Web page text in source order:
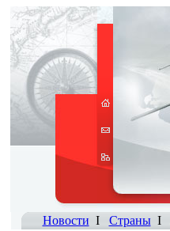
Новости I СтраныI